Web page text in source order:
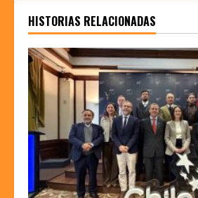
HISTORIAS RELACIONADAS